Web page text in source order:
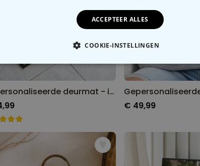
Gepersonaliseerde deurmat - illustratie stripfiguur familie
€ 49,99
ACCEPTEER ALLES
COOKIE-INSTELLINGEN
NOODZAKELIJK PERFORMANCE MARKETING